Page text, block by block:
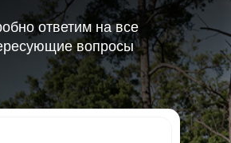
ответим на все
вопросы